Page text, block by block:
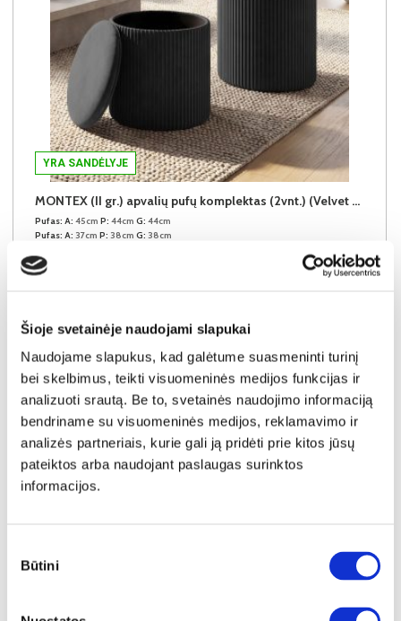
Šioje svetainėje naudojami slapukai
Naudojame slapukus, kad galėtume suasmeninti turinį
bei skelbimus, teikti visuomeninės medijos funkcijas ir
analizuoti srautą. Be to, svetainės naudojimo informaciją
bendriname su visuomeninės medijos, reklamavimo ir
analizės partneriais, kurie gali ją pridėti prie kitos jūsų
pateiktos arba naudojant paslaugas surinktos
informacijos.
pasirinkimas
Būtini
YRA SANDĖLYJE
MONTEX (II gr.) apvalių pufų komplektas (2vnt.) (Velvet #80 Juodas)
Pufas: A: 45cm P: 44cm G: 44cm
Pufas: A: 37cm P: 38cm G: 38cm
Į krepšelį